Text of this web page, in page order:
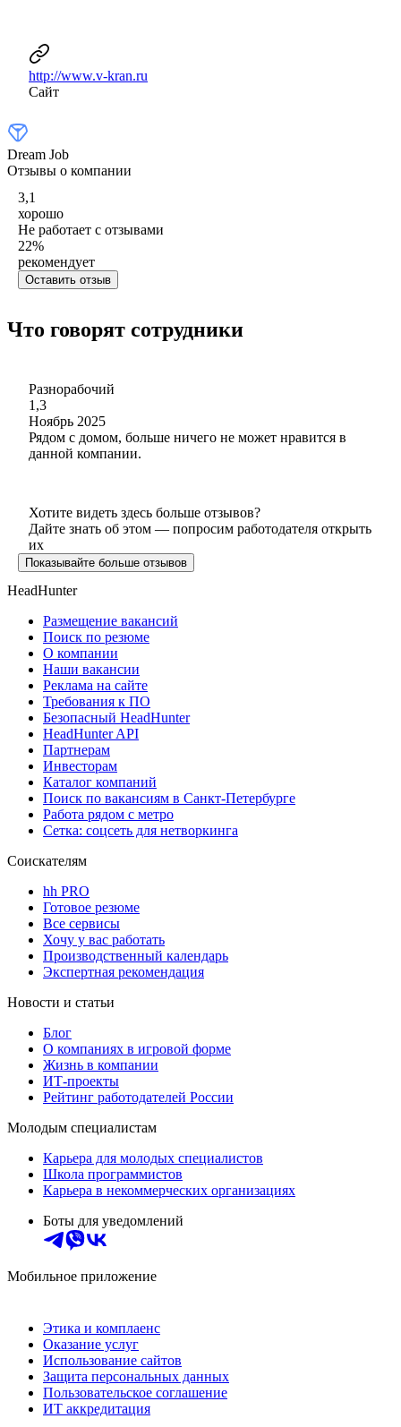
http://www.v-kran.ru
Сайт
Dream Job
Отзывы о компании
3,1
хорошо
Не работает с отзывами
22%
рекомендует
Оставить отзыв
Что говорят сотрудники
Разнорабочий
1,3
Ноябрь 2025
Рядом с домом, больше ничего не может нравится в
данной компании.
Хотите видеть здесь больше отзывов?
Дайте знать об этом — попросим работодателя открыть
их
Показывайте больше отзывов
HeadHunter
Размещение вакансий
Поиск по резюме
О компании
Наши вакансии
Реклама на сайте
Требования к ПО
Безопасный HeadHunter
HeadHunter API
Партнерам
Инвесторам
Каталог компаний
Поиск по вакансиям в Санкт-Петербурге
Работа рядом с метро
Сетка: соцсеть для нетворкинга
Соискателям
hh PRO
Готовое резюме
Все сервисы
Хочу у вас работать
Производственный календарь
Экспертная рекомендация
Новости и статьи
Блог
О компаниях в игровой форме
Жизнь в компании
ИТ-проекты
Рейтинг работодателей России
Молодым специалистам
Карьера для молодых специалистов
Школа программистов
Карьера в некоммерческих организациях
Боты для уведомлений
Мобильное приложение
Этика и комплаенс
Оказание услуг
Использование сайтов
Защита персональных данных
Пользовательское соглашение
ИТ аккредитация